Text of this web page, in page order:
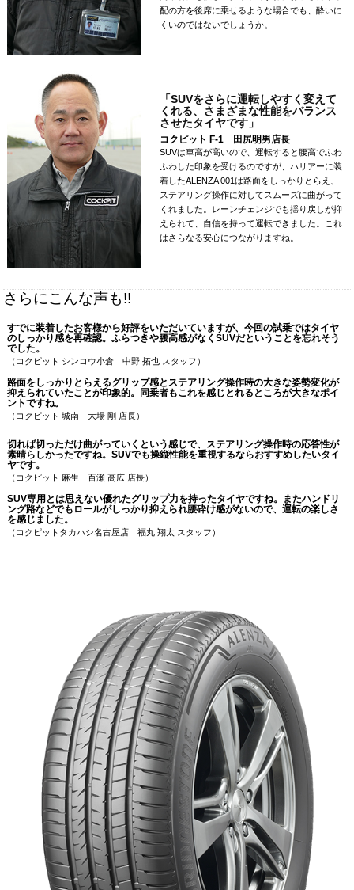
配の方を後席に乗せるような場合でも、酔いに
くいのではないでしょうか。
「SUVをさらに運転しやすく変えて
くれる、さまざまな性能をバランス
させたタイヤです」
コクピット F-1 田尻明男店長
SUVは車高が高いので、運転すると腰高でふわ
ふわした印象を受けるのですが、ハリアーに装
着したALENZA 001は路面をしっかりとらえ、
ステアリング操作に対してスムーズに曲がって
くれました。レーンチェンジでも揺り戻しが抑
えられて、自信を持って運転できました。これ
はさらなる安心につながりますね。
さらにこんな声も!!
すでに装着したお客様から好評をいただいていますが、今回の試乗ではタイヤ
のしっかり感を再確認。ふらつきや腰高感がなくSUVだということを忘れそう
でした。
（コクピット シンコウ小倉 中野 拓也 スタッフ）
路面をしっかりとらえるグリップ感とステアリング操作時の大きな姿勢変化が
抑えられていたことが印象的。同乗者もこれを感じとれるところが大きなポイ
ントですね。
（コクピット 城南 大場 剛 店長）
切れば切っただけ曲がっていくという感じで、ステアリング操作時の応答性が
素晴らしかったですね。SUVでも操縦性能を重視するならおすすめしたいタイ
ヤです。
（コクピット 麻生 百瀬 高広 店長）
SUV専用とは思えない優れたグリップ力を持ったタイヤですね。またハンドリ
ング路などでもロールがしっかり抑えられ腰砕け感がないので、運転の楽しさ
を感じました。
（コクピットタカハシ名古屋店 福丸 翔太 スタッフ）